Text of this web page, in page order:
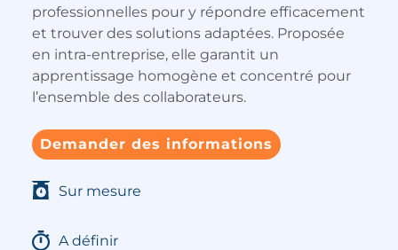
professionnelles pour y répondre efficacement
et trouver des solutions adaptées. Proposée
en intra-entreprise, elle garantit un
apprentissage homogène et concentré pour
l’ensemble des collaborateurs.
Demander des informations
Sur mesure
A définir